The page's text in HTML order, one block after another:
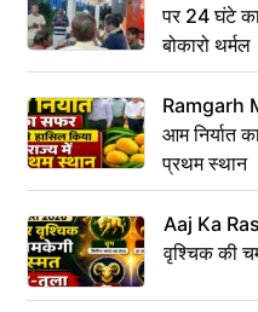
पर 24 घंटे
बोकारो थर्मल
Ramgarh
आम निर्यात
प्रथम स्थान
Aaj Ka
वृश्चिक की